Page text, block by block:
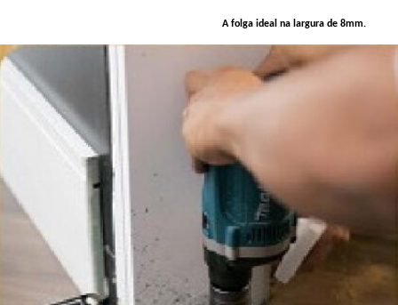
A folga ideal na largura de 8mm.